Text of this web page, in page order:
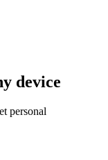
device
personal